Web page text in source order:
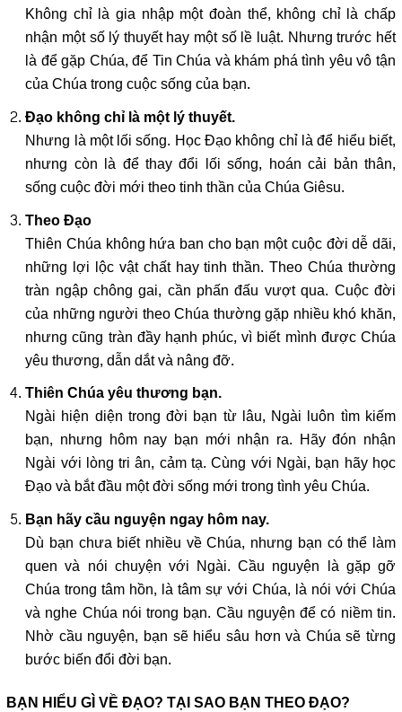
Không chỉ là gia nhập một đoàn thể, không chỉ là chấp
nhận một số lý thuyết hay một số lề luật. Nhưng trước hết
là để gặp Chúa, để Tin Chúa và khám phá tình yêu vô tận
của Chúa trong cuộc sống của bạn.
Đạo không chỉ là một lý thuyết.
Nhưng là một lối sống. Học Đạo không chỉ là để hiểu biết,
nhưng còn là để thay đổi lối sống, hoán cải bản thân,
sống cuộc đời mới theo tinh thần của Chúa Giêsu.
Theo Đạo
Thiên Chúa không hứa ban cho bạn một cuộc đời dễ dãi,
những lợi lộc vật chất hay tinh thần. Theo Chúa thường
tràn ngập chông gai, cần phấn đấu vượt qua. Cuộc đời
của những người theo Chúa thường gặp nhiều khó khăn,
nhưng cũng tràn đầy hạnh phúc, vì biết mình được Chúa
yêu thương, dẫn dắt và nâng đỡ.
Thiên Chúa yêu thương bạn.
Ngài hiện diện trong đời bạn từ lâu, Ngài luôn tìm kiếm
bạn, nhưng hôm nay bạn mới nhận ra. Hãy đón nhận
Ngài với lòng tri ân, cảm tạ. Cùng với Ngài, bạn hãy học
Đạo và bắt đầu một đời sống mới trong tình yêu Chúa.
Bạn hãy cầu nguyện ngay hôm nay.
Dù bạn chưa biết nhiều về Chúa, nhưng bạn có thể làm
quen và nói chuyện với Ngài. Cầu nguyện là gặp gỡ
Chúa trong tâm hồn, là tâm sự với Chúa, là nói với Chúa
và nghe Chúa nói trong bạn. Cầu nguyện để có niềm tin.
Nhờ cầu nguyện, bạn sẽ hiểu sâu hơn và Chúa sẽ từng
bước biến đổi đời bạn.
BẠN HIỂU GÌ VỀ ĐẠO? TẠI SAO BẠN THEO ĐẠO?